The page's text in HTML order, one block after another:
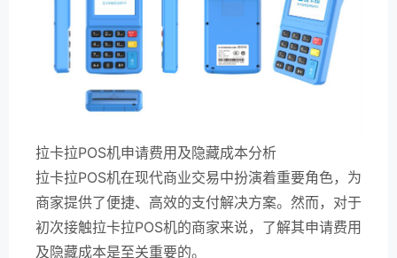
拉卡拉POS机申请费用及隐藏成本分析
拉卡拉POS机在现代商业交易中扮演着重要角色，为
商家提供了便捷、高效的支付解决方案。然而，对于
初次接触拉卡拉POS机的商家来说，了解其申请费用
及隐藏成本是至关重要的。